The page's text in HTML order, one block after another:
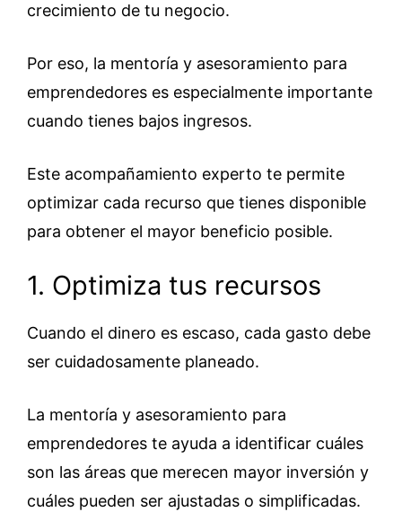
crecimiento de tu negocio.
Por eso, la mentoría y asesoramiento para
emprendedores es especialmente importante
cuando tienes bajos ingresos.
Este acompañamiento experto te permite
optimizar cada recurso que tienes disponible
para obtener el mayor beneficio posible.
1. Optimiza tus recursos
Cuando el dinero es escaso, cada gasto debe
ser cuidadosamente planeado.
La mentoría y asesoramiento para
emprendedores te ayuda a identificar cuáles
son las áreas que merecen mayor inversión y
cuáles pueden ser ajustadas o simplificadas.